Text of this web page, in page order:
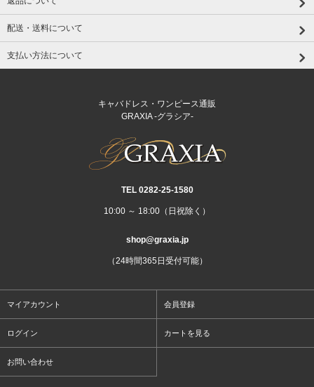
配送・送料について
支払い方法について
キャバドレス・ワンピース通販
GRAXIA -グラシア-
TEL 0282‐25‐1580
10:00 ～ 18:00（日祝除く）
shop@graxia.jp
（24時間365日受付可能）
マイアカウント 会員登録
ログイン カートを見る
お問い合わせ